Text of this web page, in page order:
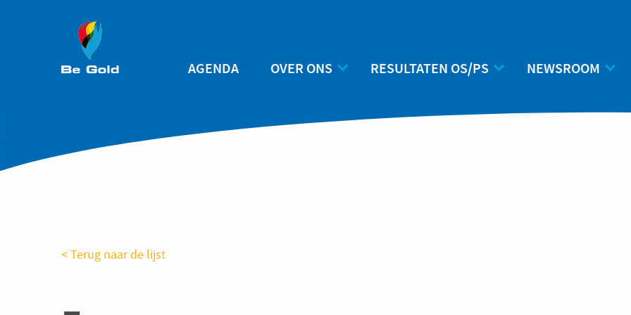
Main
AGENDA OVER ONS RESULTATEN OS/PS NEWSROOM
< Terug naar de lijst